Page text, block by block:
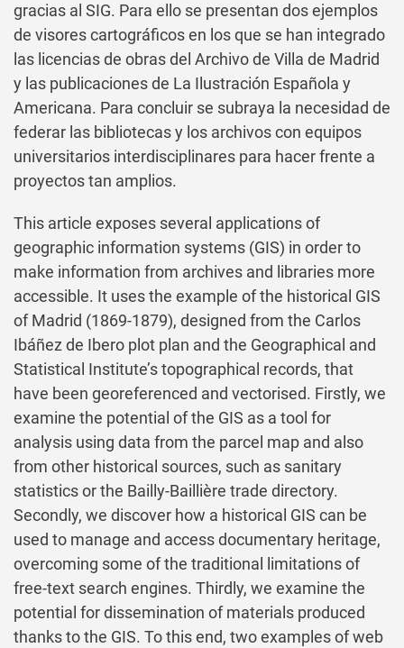
gracias al SIG. Para ello se presentan dos ejemplos
de visores cartográficos en los que se han integrado
las licencias de obras del Archivo de Villa de Madrid
y las publicaciones de La Ilustración Española y
Americana. Para concluir se subraya la necesidad de
federar las bibliotecas y los archivos con equipos
universitarios interdisciplinares para hacer frente a
proyectos tan amplios.
This article exposes several applications of
geographic information systems (GIS) in order to
make information from archives and libraries more
accessible. It uses the example of the historical GIS
of Madrid (1869-1879), designed from the Carlos
Ibáñez de Ibero plot plan and the Geographical and
Statistical Institute’s topographical records, that
have been georeferenced and vectorised. Firstly, we
examine the potential of the GIS as a tool for
analysis using data from the parcel map and also
from other historical sources, such as sanitary
statistics or the Bailly-Baillière trade directory.
Secondly, we discover how a historical GIS can be
used to manage and access documentary heritage,
overcoming some of the traditional limitations of
free-text search engines. Thirdly, we examine the
potential for dissemination of materials produced
thanks to the GIS. To this end, two examples of web